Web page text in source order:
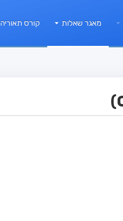
מאגר שאלות קורס תאוריה